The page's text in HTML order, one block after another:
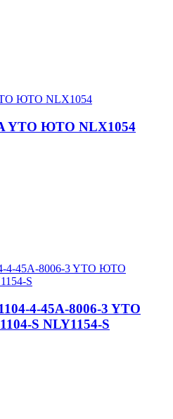
YTO ЮТО NLX1054
4-45A-8006-3 YTO
S NLY1154-S